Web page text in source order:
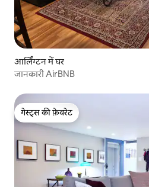
आर्लिंग्टन में घर
जानकारी AirBNB
गेस्ट्स की फ़ेवरेट
गेस्ट्स की फ़ेवरेट